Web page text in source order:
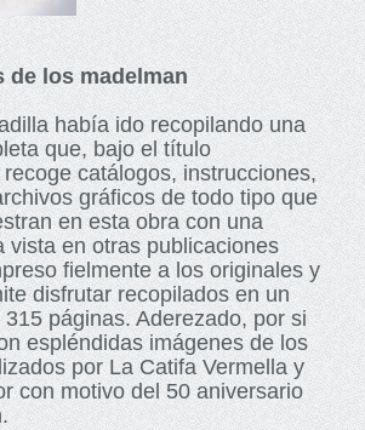
de los madelman
había ido recopilando una
que, bajo el título
catálogos, instrucciones,
gráficos de todo tipo que
en esta obra con una
vista en otras publicaciones
fielmente a los originales y
disfrutar recopilados en un
páginas. Aderezado, por si
espléndidas imágenes de los
por La Catifa Vermella y
con motivo del 50 aniversario